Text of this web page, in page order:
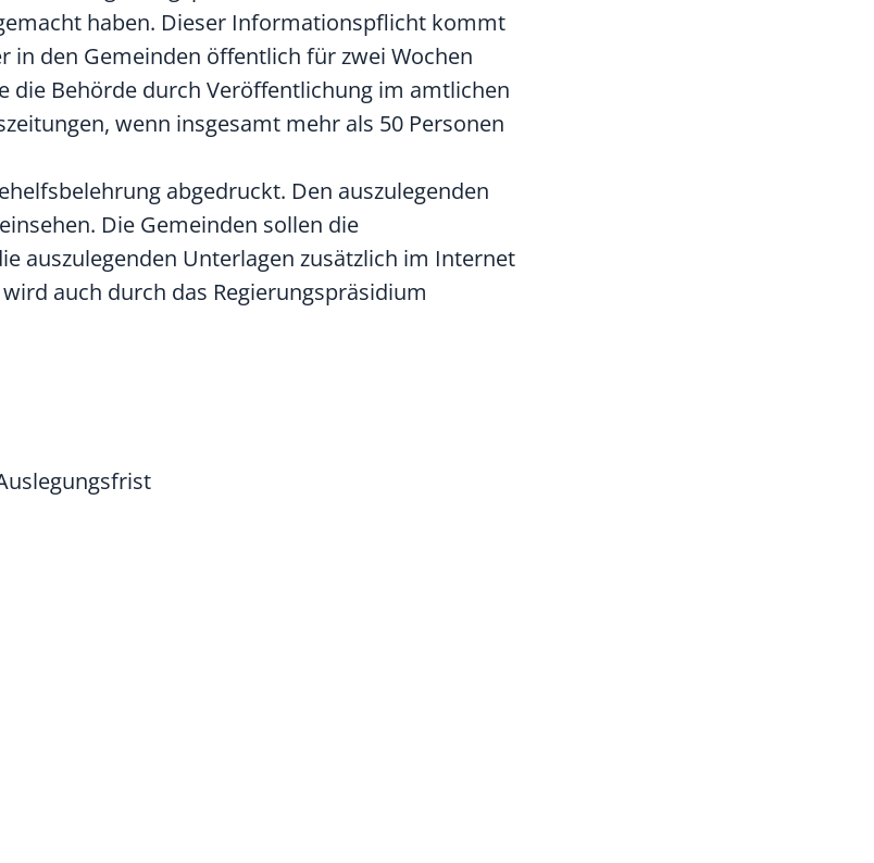
haben. Dieser Informationspflicht kommt
in den Gemeinden öffentlich für zwei Wochen
die Behörde durch Veröffentlichung im amtlichen
wenn insgesamt mehr als 50 Personen
abgedruckt. Den auszulegenden
Die Gemeinden sollen die
auszulegenden Unterlagen zusätzlich im Internet
auch durch das Regierungspräsidium